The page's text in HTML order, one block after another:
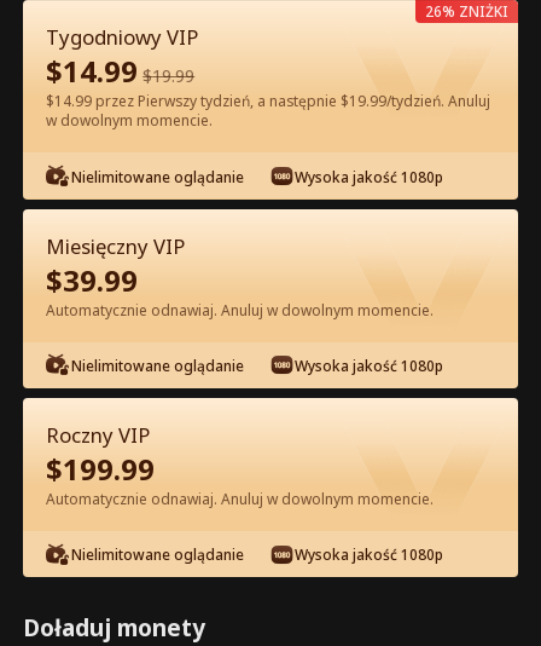
60
Odcinek 46 - Feniks w łóżku, klan na
głowie Pełna Wersja Filmu
1-50 51-57 Wszystkie Odcinki
46 47 48 49
Tygodniowy VIP
$14.99 $19.99
$14.99 przez Pierwszy tydzień, a następnie $19.99/tydzień. Anuluj
w dowolnym momencie.
Nielimitowane oglądanie Wysoka jakość 1080p
26% ZNIŻKI
Miesięczny VIP
$39.99
Automatycznie odnawiaj. Anuluj w dowolnym momencie.
Nielimitowane oglądanie Wysoka jakość 1080p
Roczny VIP
$199.99
Automatycznie odnawiaj. Anuluj w dowolnym momencie.
Nielimitowane oglądanie Wysoka jakość 1080p
Doładuj monety